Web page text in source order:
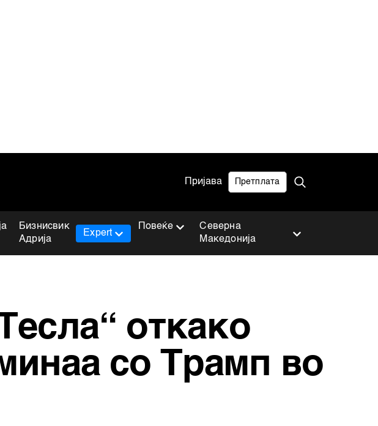
Пријава Претплата
Бизнисвик
Адрија
Северна
Македонија
Expert
Повеќе
откако
со Трамп во